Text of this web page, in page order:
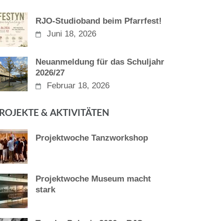
RJO-Studioband beim Pfarrfest!
Juni 18, 2026
Neuanmeldung für das Schuljahr
2026/27
Februar 18, 2026
& AKTIVITÄTEN
Projektwoche Tanzworkshop
Projektwoche Museum macht
stark